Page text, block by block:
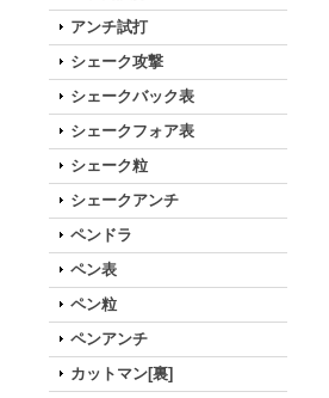
アンチ試打
シェーク攻撃
シェークバック表
シェークフォア表
シェーク粒
シェークアンチ
ペンドラ
ペン表
ペン粒
ペンアンチ
カットマン[裏]